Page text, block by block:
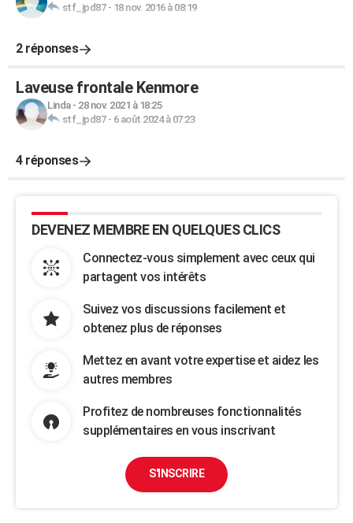
stf_jpd87- 18 nov. 2016 à 08:19
2 réponses
Laveuse frontale Kenmore
Linda- 28 nov. 2021 à 18:25
stf_jpd87- 6 août 2024 à 07:23
4 réponses
DEVENEZ MEMBRE EN QUELQUES CLICS
Connectez-vous simplement avec ceux qui
partagent vos intérêts
Suivez vos discussions facilement et
obtenez plus de réponses
Mettez en avant votre expertise et aidez les
autres membres
Profitez de nombreuses fonctionnalités
supplémentaires en vous inscrivant
S'INSCRIRE